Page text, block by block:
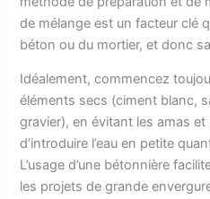
de mélange est un facteur clé
béton ou du mortier, et donc
Idéalement, commencez
éléments secs (ciment blanc,
gravier), en évitant les amas
d’introduire l’eau en petite
L’usage d’une bétonnière
les projets de grande